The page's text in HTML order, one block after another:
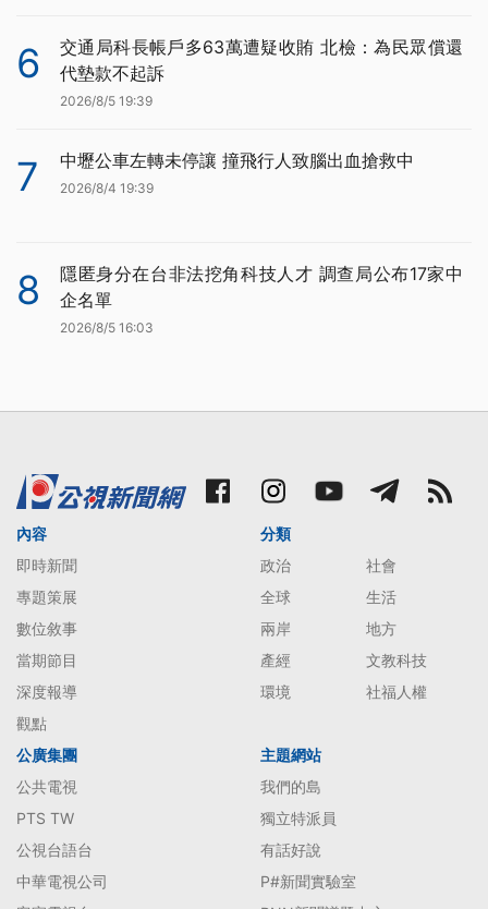
6
交通局科長帳戶多63萬遭疑收賄 北檢：為民眾償還
代墊款不起訴
2026/8/5 19:39
7 中壢公車左轉未停讓 撞飛行人致腦出血搶救中
2026/8/4 19:39
8
隱匿身分在台非法挖角科技人才 調查局公布17家中
企名單
2026/8/5 16:03
內容
即時新聞
專題策展
數位敘事
當期節目
深度報導
觀點
分類
政治
社會
全球
生活
兩岸
地方
產經
文教科技
環境
社福人權
公廣集團
公共電視
PTS TW
公視台語台
中華電視公司
主題網站
我們的島
獨立特派員
有話好說
P#新聞實驗室